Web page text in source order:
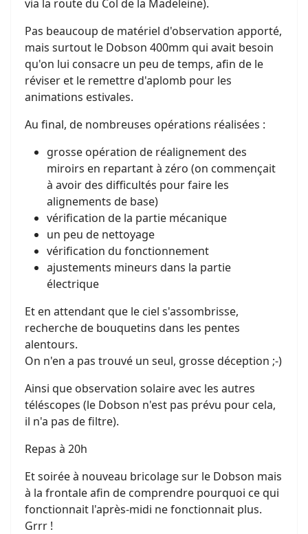
via la route du Col de la Madeleine).
Pas beaucoup de matériel d'observation apporté,
mais surtout le Dobson 400mm qui avait besoin
qu'on lui consacre un peu de temps, afin de le
réviser et le remettre d'aplomb pour les
animations estivales.
Au final, de nombreuses opérations réalisées :
grosse opération de réalignement des
miroirs en repartant à zéro (on commençait
à avoir des difficultés pour faire les
alignements de base)
vérification de la partie mécanique
un peu de nettoyage
vérification du fonctionnement
ajustements mineurs dans la partie
électrique
Et en attendant que le ciel s'assombrisse,
recherche de bouquetins dans les pentes
alentours.
On n'en a pas trouvé un seul, grosse déception ;-)
Ainsi que observation solaire avec les autres
téléscopes (le Dobson n'est pas prévu pour cela,
il n'a pas de filtre).
Repas à 20h
Et soirée à nouveau bricolage sur le Dobson mais
à la frontale afin de comprendre pourquoi ce qui
fonctionnait l'après-midi ne fonctionnait plus.
Grrr !